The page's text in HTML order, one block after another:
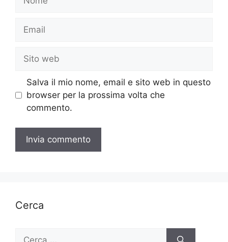
Email
Sito
web
Salva il mio nome, email e sito web in questo
browser per la prossima volta che
commento.
Cerca